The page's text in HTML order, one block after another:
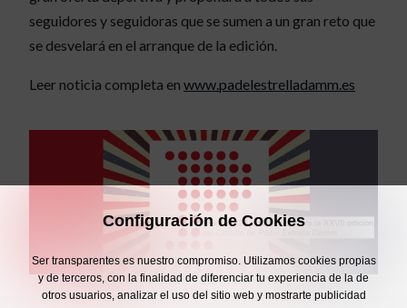
seguidores y seguidoras que se sumen a un gran reto que
se desvelará en el arranque de la edición.
Leer noticia completa en www.padelestrelladamm.es
Configuración de Cookies
Ser transparentes es nuestro compromiso. Utilizamos cookies propias
y de terceros, con la finalidad de diferenciar tu experiencia de la de
otros usuarios, analizar el uso del sitio web y mostrarte publicidad